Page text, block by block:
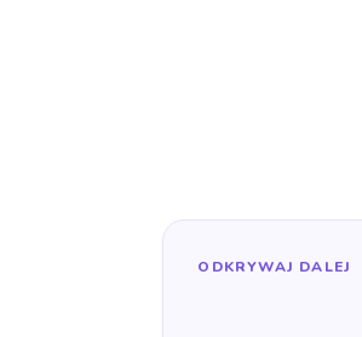
ODKRYWAJ DALEJ